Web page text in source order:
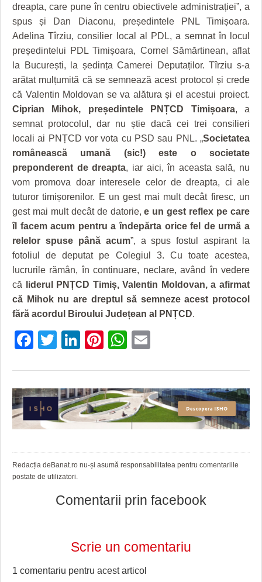
dreapta, care pune în centru obiectivele administrației”, a
spus și Dan Diaconu, președintele PNL Timișoara.
Adelina Tîrziu, consilier local al PDL, a semnat în locul
președintelui PDL Timișoara, Cornel Sămărtinean, aflat
la București, la ședința Camerei Deputaților. Tîrziu s-a
arătat mulțumită că se semnează acest protocol și crede
că Valentin Moldovan se va alătura și el acestui proiect.
Ciprian Mihok, președintele PNȚCD Timișoara, a
semnat protocolul, dar nu știe dacă cei trei consilieri
locali ai PNȚCD vor vota cu PSD sau PNL. „Societatea
românească umană (sic!) este o societate
preponderent de dreapta, iar aici, în aceasta sală, nu
vom promova doar interesele celor de dreapta, ci ale
tuturor timișorenilor. E un gest mai mult decât firesc, un
gest mai mult decât de datorie,e un gest reflex pe care
îl facem acum pentru a îndepărta orice fel de urmă a
relelor spuse până acum”, a spus fostul aspirant la
fotoliul de deputat pe Colegiul 3. Cu toate acestea,
lucrurile rămân, în continuare, neclare, având în vedere
că
liderul PNȚCD Timiș, Valentin Moldovan, a afirmat
că Mihok nu are dreptul să semneze acest protocol
fără acordul Biroului Județean al PNȚCD.
Facebook
Twitter
LinkedIn
Pinterest
WhatsApp
Redacția deBanat.ro nu-și asumă responsabilitatea pentru comentariile
postate de utilizatori.
Comentarii prin facebook
Scrie un comentariu
1 comentariu pentru acest articol